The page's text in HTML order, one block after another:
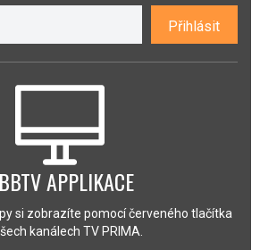
Přihlásit
APPLIKACE
si zobrazíte pomocí červeného tlačítka
kanálech TV PRIMA.